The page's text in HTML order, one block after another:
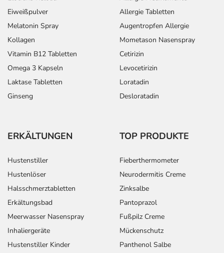
Eiweißpulver
Melatonin Spray
Kollagen
Vitamin B12 Tabletten
Omega 3 Kapseln
Laktase Tabletten
Ginseng
Allergie Tabletten
Augentropfen Allergie
Mometason Nasenspray
Cetirizin
Levocetirizin
Loratadin
Desloratadin
ERKÄLTUNGEN
Hustenstiller
Hustenlöser
Halsschmerztabletten
Erkältungsbad
Meerwasser Nasenspray
Inhaliergeräte
Hustenstiller Kinder
TOP PRODUKTE
Fieberthermometer
Neurodermitis Creme
Zinksalbe
Pantoprazol
Fußpilz Creme
Mückenschutz
Panthenol Salbe